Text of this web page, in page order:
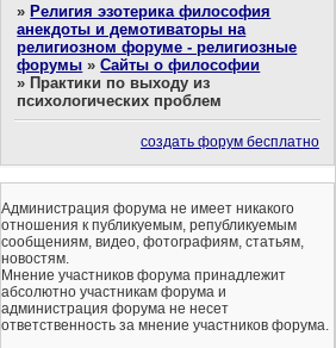
» Религия эзотерика философия
анекдоты и демотиваторы на
религиозном форуме - религиозные
форумы »Сайты о философии
» Практики по выходу из
психологических проблем
создать форум бесплатно
Администрация форума не имеет никакого
отношения к публикуемым, републикуемым
сообщениям, видео, фотографиям, статьям,
новостям.
Мнение участников форума принадлежит
абсолютно участникам форума и
администрация форума не несет
ответственность за мнение участников форума.